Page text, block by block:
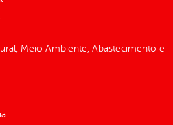
Meio Ambiente, Abastecimento e